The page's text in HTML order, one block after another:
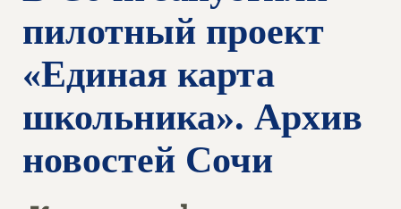
пилотный проект
«Единая карта
школьника». Архив
новостей Сочи